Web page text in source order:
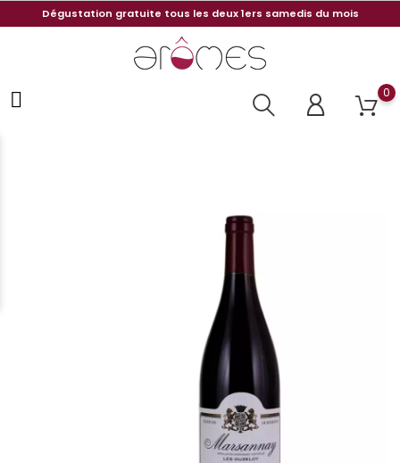
Dégustation gratuite tous les deux 1ers samedis du mois
0